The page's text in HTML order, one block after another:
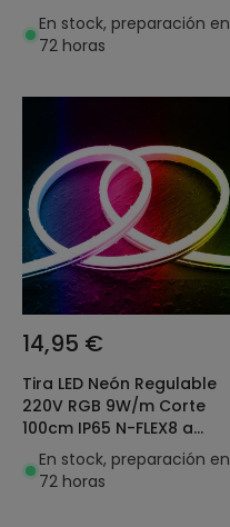
Medida
En stock, preparación en
72 horas
14,95 €
Tira LED Neón Regulable
220V RGB 9W/m Corte
100cm IP65 N-FLEX8 a
Medida
En stock, preparación en
72 horas